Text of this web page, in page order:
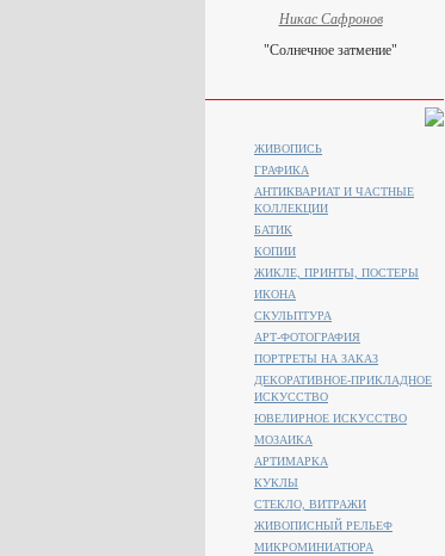
Никас Сафронов
"Солнечное затмение"
ЖИВОПИСЬ
ГРАФИКА
АНТИКВАРИАТ И ЧАСТНЫЕ
КОЛЛЕКЦИИ
БАТИК
КОПИИ
ЖИКЛЕ, ПРИНТЫ, ПОСТЕРЫ
ИКОНА
СКУЛЬПТУРА
АРТ-ФОТОГРАФИЯ
ПОРТРЕТЫ НА ЗАКАЗ
ДЕКОРАТИВНОЕ-ПРИКЛАДНОЕ
ИСКУССТВО
ЮВЕЛИРНОЕ ИСКУССТВО
МОЗАИКА
АРТИМАРКА
КУКЛЫ
СТЕКЛО, ВИТРАЖИ
ЖИВОПИСНЫЙ РЕЛЬЕФ
МИКРОМИНИАТЮРА